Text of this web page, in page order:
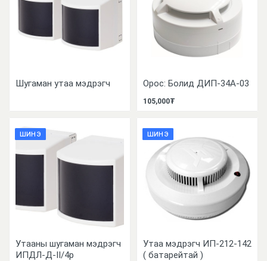
Шугаман утаа мэдрэгч Орос: Болид ДИП-34А-03
105,000₮
ШИНЭ
Утааны шугаман мэдрэгч
ИПДЛ-Д-II/4р
ШИНЭ
Утаа мэдрэгч ИП-212-142
( батарейтай )